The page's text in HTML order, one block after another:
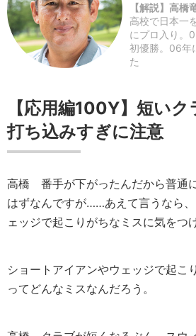
【解説】高橋
高校で日本一
にプロ入り。
初優勝。06年
た
【応用編100Y】短い
打ち込みすぎに注意
高橋 番手が下がったんだから普通
はずなんですが……あえて言うなら
ェッジで起こりがちなミスに気をつ
ショートアイアンやウェッジで起
ってどんなミスなんだろう。